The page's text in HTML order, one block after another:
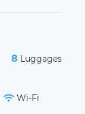
8 Luggages
Wi-Fi